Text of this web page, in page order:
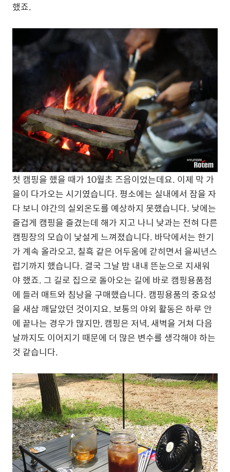
했죠.
첫 캠핑을 했을 때가 10월초 즈음이었는데요. 이제 막 가
을이 다가오는 시기였습니다. 평소에는 실내에서 잠을 자
다 보니 야간의 실외온도를 예상하지 못했습니다. 낮에는
즐겁게 캠핑을 즐겼는데 해가 지고 나니 낮과는 전혀 다른
캠핑장의 모습이 낯설게 느껴졌습니다. 바닥에서는 한기
가 계속 올라오고, 칠흑 같은 어두움에 갇히면서 을씨년스
럽기까지 했습니다. 결국 그날 밤 내내 뜬눈으로 지새워
야 했죠. 그 길로 집으로 돌아오는 길에 바로 캠핑용품점
에 들러 매트와 침낭을 구매했습니다. 캠핑용품의 중요성
을 새삼 깨달았던 것이지요. 보통의 야외 활동은 하루 안
에 끝나는 경우가 많지만, 캠핑은 저녁, 새벽을 거쳐 다음
날까지도 이어지기 때문에 더 많은 변수를 생각해야 하는
것 같습니다.